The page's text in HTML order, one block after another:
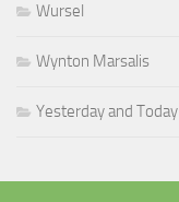
Wursel
Wynton Marsalis
Yesterday and Today